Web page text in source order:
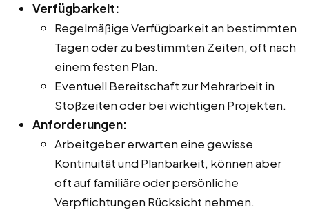
Verfügbarkeit:
Regelmäßige Verfügbarkeit an bestimmten
Tagen oder zu bestimmten Zeiten, oft nach
einem festen Plan.
Eventuell Bereitschaft zur Mehrarbeit in
Stoßzeiten oder bei wichtigen Projekten.
Anforderungen:
Arbeitgeber erwarten eine gewisse
Kontinuität und Planbarkeit, können aber
oft auf familiäre oder persönliche
Verpflichtungen Rücksicht nehmen.